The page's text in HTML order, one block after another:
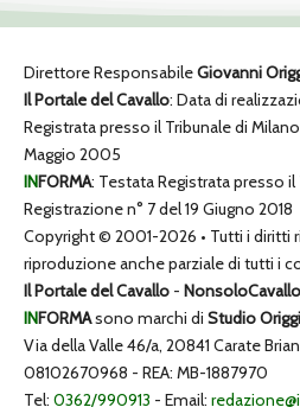
Direttore ResponsabileGiovanni
Il Portale del Cavallo: Data di
Registrata presso il Tribunale di
Maggio 2005
INFORMA: Testata Registrata presso
Registrazione n° 7 del 19 Giugno 2018
Copyright © 2001-2026 • Tutti i diritti
riproduzione anche parziale di tutti i
Il Portale del Cavallo - NonsoloCavallo
INFORMAsono marchi di Studio
Via della Valle 46/a, 20841 Carate
08102670968 - REA: MB-1887970
Tel: 0362/990913 - Email: